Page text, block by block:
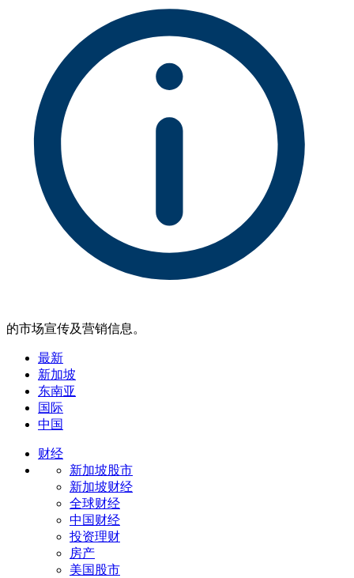
的市场宣传及营销信息。
最新
新加坡
东南亚
国际
中国
财经
新加坡股市
新加坡财经
全球财经
中国财经
投资理财
房产
美国股市